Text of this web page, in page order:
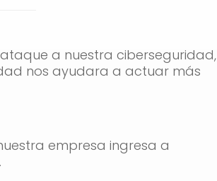
a nuestra ciberseguridad,
nos ayudara a actuar más
empresa ingresa a